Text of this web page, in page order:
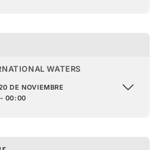
WATERS
DE NOVIEMBRE
00:00